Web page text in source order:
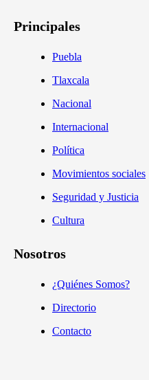
Principales
Puebla
Tlaxcala
Nacional
Internacional
Política
Movimientos sociales
Seguridad y Justicia
Cultura
Nosotros
¿Quiénes Somos?
Directorio
Contacto